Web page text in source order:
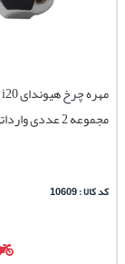
مجموعه 2 عددی وارداتی
کد کالا : 10609